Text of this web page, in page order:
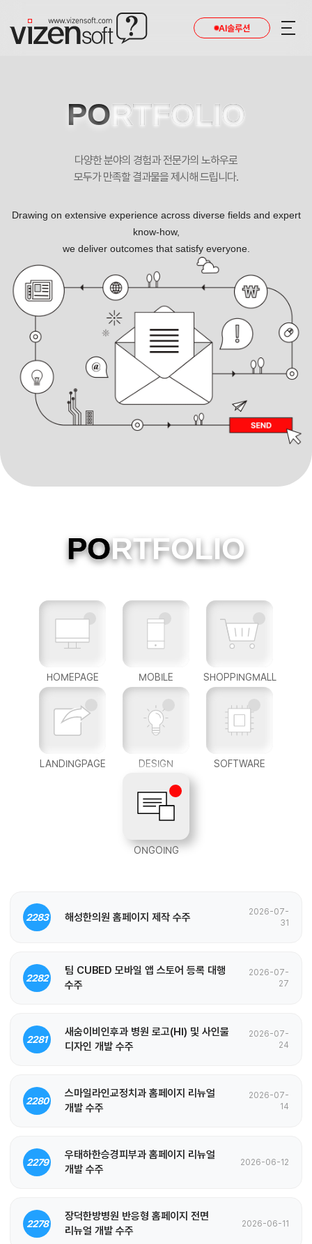
AI솔루션
PORTFOLIO
다양한 분야의 경험과 전문가의 노하우로
모두가 만족할 결과물을 제시해 드립니다.
Drawing on extensive experience across diverse fields and expert
know-how,
we deliver outcomes that satisfy everyone.
PORTFOLIO
HOMEPAGE MOBILE SHOPPINGMALL
LANDINGPAGE DESIGN SOFTWARE
ONGOING
2283 해성한의원 홈페이지 제작 수주
2026-07-
31
2282
팀 CUBED 모바일 앱 스토어 등록 대행
수주
2026-07-
27
2281
새숨이비인후과 병원 로고(HI) 및 사인물
디자인 개발 수주
2026-07-
24
2280
스마일라인교정치과 홈페이지 리뉴얼
개발 수주
2026-07-
14
2279
우태하한승경피부과 홈페이지 리뉴얼
개발 수주
2026-06-12
2278
장덕한방병원 반응형 홈페이지 전면
리뉴얼 개발 수주
2026-06-11